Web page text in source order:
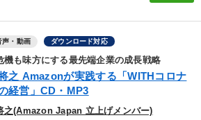
・ネットで話題 ビジネスモデル
インフレ対策・値上げ
「目的別」「キーワード」を更新いただけます。
声・動画 ダウンロード対応
機も味方にする最先端企業の成長戦略
之 Amazonが実践する「WITHコロナ
経営」CD・MP3
之(Amazon Japan 立上げメンバー)